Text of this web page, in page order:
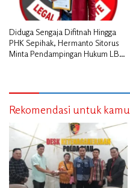
Diduga Sengaja Difitnah Hingga
PHK Sepihak, Hermanto Sitorus
Minta Pendampingan Hukum LBH
Rekomendasi untuk kamu